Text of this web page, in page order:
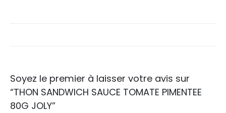
Soyez le premier à laisser votre avis sur
“THON SANDWICH SAUCE TOMATE PIMENTEE
80G JOLY”